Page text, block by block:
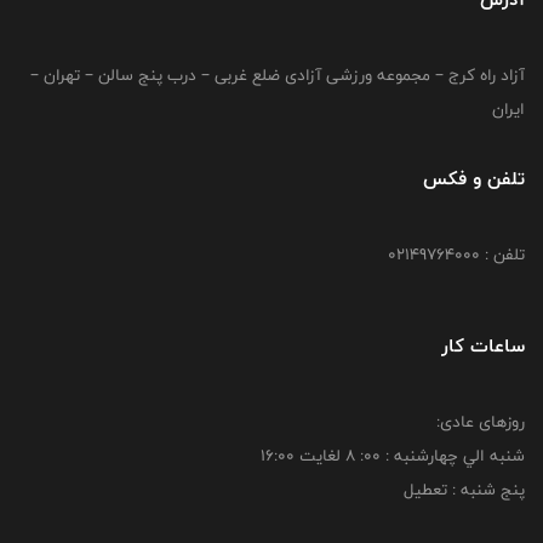
آزاد راه کرج – مجموعه ورزشی آزادی ضلع غربی – درب پنج سالن – تهران –
ایران
تلفن و فکس
تلفن : 02149764000
ساعات کار
روزهای عادی:
شنبه الي چهارشنبه : 00: 8 لغايت 16:00
پنج شنبه : تعطیل